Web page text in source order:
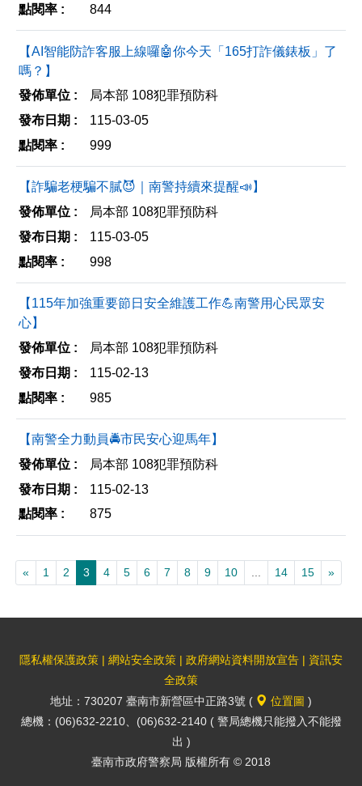
844
【AI智能防詐客服上線囉🤖你今天「165打詐儀錶板」了
嗎？】
局本部 108犯罪預防科
115-03-05
999
【詐騙老梗騙不膩😈｜南警持續來提醒📣】
局本部 108犯罪預防科
115-03-05
998
【115年加強重要節日安全維護工作💪南警用心民眾安
心】
局本部 108犯罪預防科
115-02-13
985
【南警全力動員🚔市民安心迎馬年】
局本部 108犯罪預防科
115-02-13
875
« 1 2 3 4 5 6 7 8 9 10 14 15 »
隱私權保護政策 | 網站安全政策 | 政府網站資料開放宣告 | 資訊安
全政策
地址：730207 臺南市新營區中正路3號 (
位置圖 )
總機：(06)632-2210、(06)632-2140 ( 警局總機只能撥入不能撥
出 )
臺南市政府警察局 版權所有 © 2018